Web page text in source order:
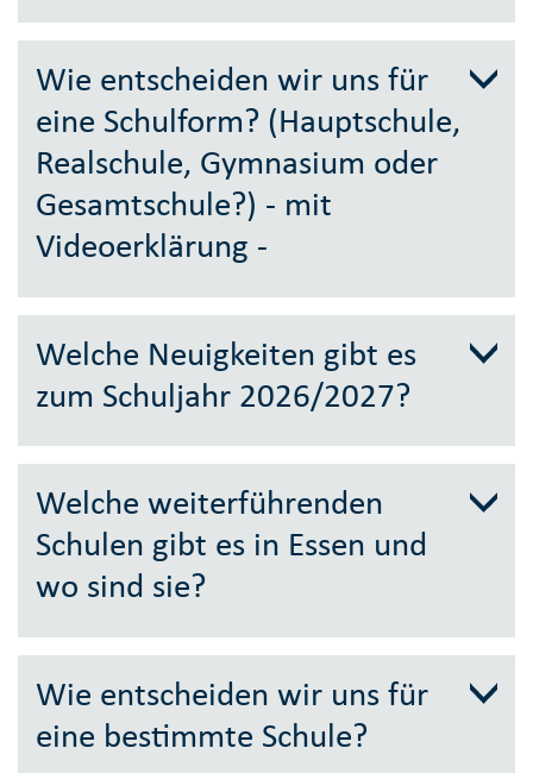
Wie entscheiden wir uns für
eine Schulform? (Hauptschule,
Realschule, Gymnasium oder
Gesamtschule?) - mit
Videoerklärung -
Welche Neuigkeiten gibt es
zum Schuljahr 2026/2027?
Welche weiterführenden
Schulen gibt es in Essen und
wo sind sie?
Wie entscheiden wir uns für
eine bestimmte Schule?